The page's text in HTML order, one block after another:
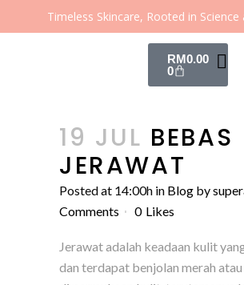
Timeless Skincare, Rooted in
RM0.00
0
19 JUL BEBAS
JERAWAT
Posted at 14:00h in Blog by
Comments
0 Likes
Jerawat adalah keadaan kulit
dan terdapat benjolan merah